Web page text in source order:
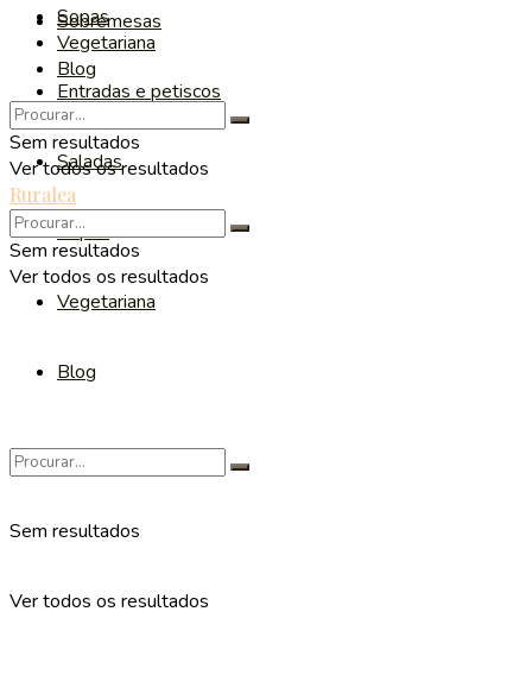
Sobremesas
Entradas e petiscos
Saladas
Sopas
Vegetariana
Blog
Sem resultados
Ver todos os resultados
Sopas
Vegetariana
Blog
Sem resultados
Ver todos os resultados
Ruralea
Sem resultados
Ver todos os resultados